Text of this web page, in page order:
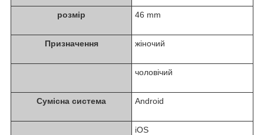
розмір 46 mm
Призначення жіночий
чоловічий
Сумісна система Android
iOS